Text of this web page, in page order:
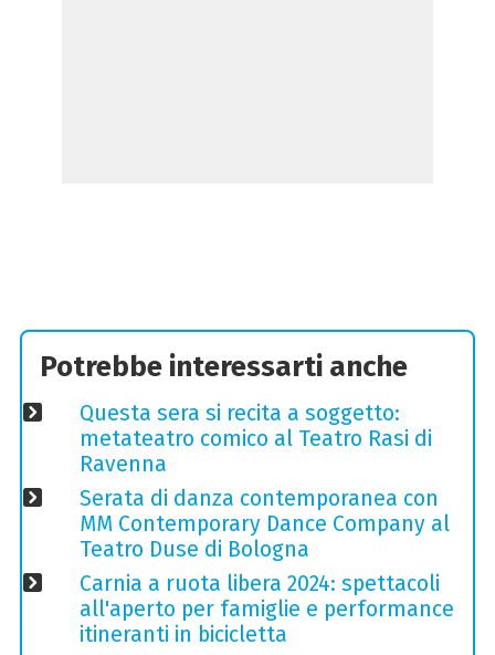
Potrebbe interessarti anche
Questa sera si recita a soggetto:
metateatro comico al Teatro Rasi di
Ravenna
Serata di danza contemporanea con
MM Contemporary Dance Company al
Teatro Duse di Bologna
Carnia a ruota libera 2024: spettacoli
all'aperto per famiglie e performance
itineranti in bicicletta